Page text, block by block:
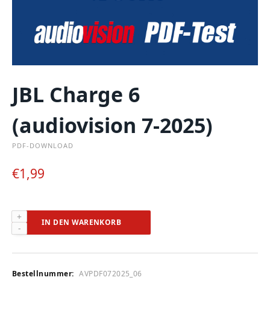
JBL Charge 6
(audiovision 7-2025)
PDF-DOWNLOAD
€1,99
JBL
Charge
(audiovision
2025)
IN DEN WARENKORB
Bestellnummer: AVPDF072025_06